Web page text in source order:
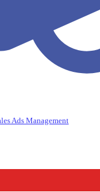
Ads Management